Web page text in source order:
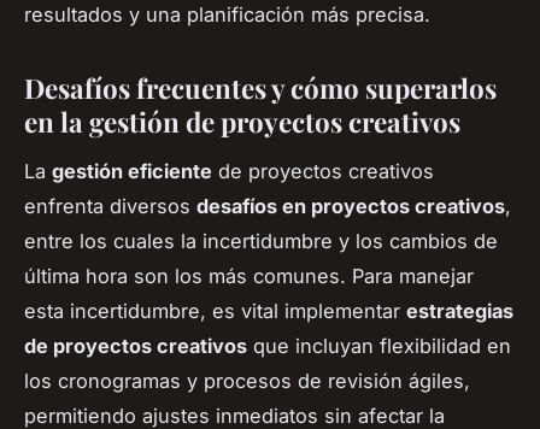
resultados y una planificación más precisa.
Desafíos frecuentes y cómo superarlos
en la gestión de proyectos creativos
La gestión eficiente de proyectos creativos
enfrenta diversos desafíos en proyectos creativos,
entre los cuales la incertidumbre y los cambios de
última hora son los más comunes. Para manejar
esta incertidumbre, es vital implementar estrategias
de proyectos creativos que incluyan flexibilidad en
los cronogramas y procesos de revisión ágiles,
permitiendo ajustes inmediatos sin afectar la